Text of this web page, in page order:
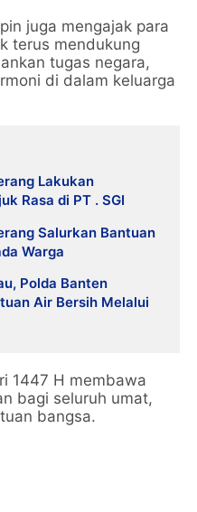
juga mengajak para
terus mendukung
tugas negara,
di dalam keluarga
Lakukan
Rasa di PT . SGI
Salurkan Bantuan
Warga
Polda Banten
Air Bersih Melalui
1447 H membawa
bagi seluruh umat,
bangsa.